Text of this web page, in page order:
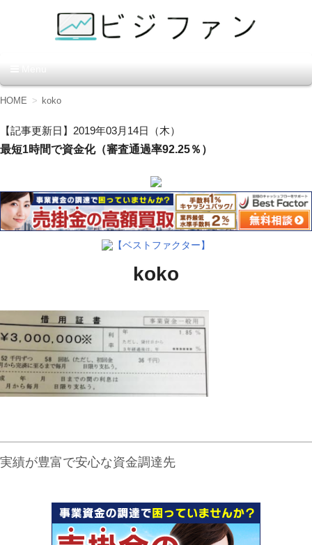
ン】
コ
テ
ン
ツ
動
HOME koko
【記事更新日】2019年03月14日（木）
最短1時間で資金化（審査通過率92.25％）
【ベストファクター】
koko
実績が豊富で安心な資金調達先